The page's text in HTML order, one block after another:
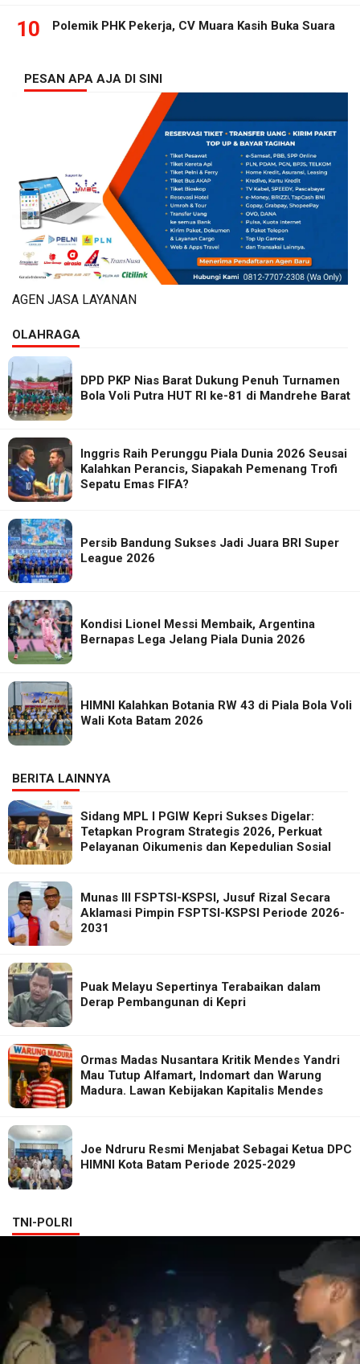
10 Polemik PHK Pekerja, CV Muara Kasih Buka Suara
PESAN APA AJA DI SINI
AGEN JASA LAYANAN
OLAHRAGA
DPD PKP Nias Barat Dukung Penuh Turnamen
Bola Voli Putra HUT RI ke-81 di Mandrehe Barat
Inggris Raih Perunggu Piala Dunia 2026 Seusai
Kalahkan Perancis, Siapakah Pemenang Trofi
Sepatu Emas FIFA?
Persib Bandung Sukses Jadi Juara BRI Super
League 2026
Kondisi Lionel Messi Membaik, Argentina
Bernapas Lega Jelang Piala Dunia 2026
HIMNI Kalahkan Botania RW 43 di Piala Bola Voli
Wali Kota Batam 2026
BERITA LAINNYA
Sidang MPL I PGIW Kepri Sukses Digelar:
Tetapkan Program Strategis 2026, Perkuat
Pelayanan Oikumenis dan Kepedulian Sosial
Munas III FSPTSI-KSPSI, Jusuf Rizal Secara
Aklamasi Pimpin FSPTSI-KSPSI Periode 2026-
2031
Puak Melayu Sepertinya Terabaikan dalam
Derap Pembangunan di Kepri
Ormas Madas Nusantara Kritik Mendes Yandri
Mau Tutup Alfamart, Indomart dan Warung
Madura. Lawan Kebijakan Kapitalis Mendes
Joe Ndruru Resmi Menjabat Sebagai Ketua DPC
HIMNI Kota Batam Periode 2025-2029
TNI-POLRI